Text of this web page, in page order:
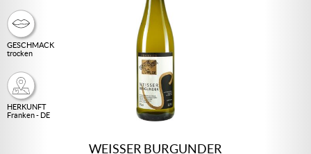
GESCHMACK
trocken
HERKUNFT
Franken - DE
WEISSER BURGUNDER